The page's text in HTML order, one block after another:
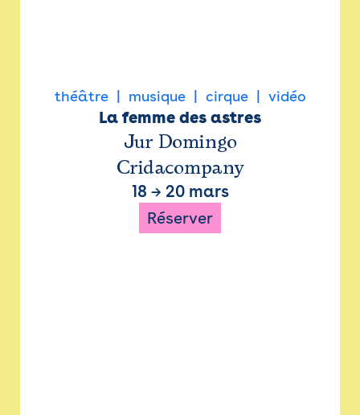
théâtre musique cirque vidéo
La femme des astres
Jur Domingo
Cridacompany
18 → 20 mars
Réserver